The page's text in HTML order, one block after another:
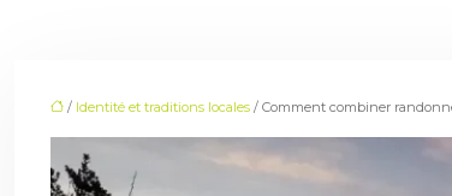
/ Identité et traditions locales / Comment combiner